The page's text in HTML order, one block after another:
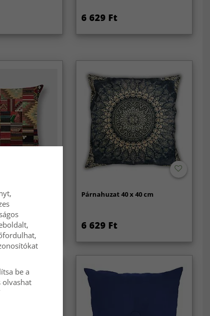
6 629 Ft
cm Párnahuzat 40 x 40 cm
6 629 Ft
be a
olvashat